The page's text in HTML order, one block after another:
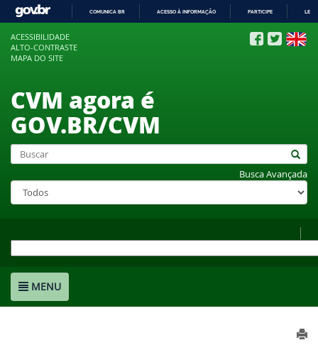
COMUNICA BR ACESSO À INFORMAÇÃO PARTICIPE
ACESSIBILIDADE
ALTO-CONTRASTE
MAPA DO SITE
CVM agora é
GOV.BR/CVM
Busca Avançada
MENU